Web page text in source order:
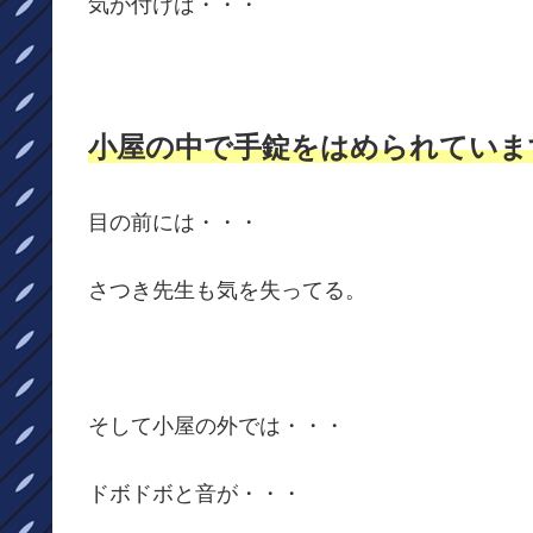
小屋の中で手錠をはめられてい
目の前には・・・
さつき先生も気を失ってる。
そして小屋の外では・・・
ドボドボと音が・・・